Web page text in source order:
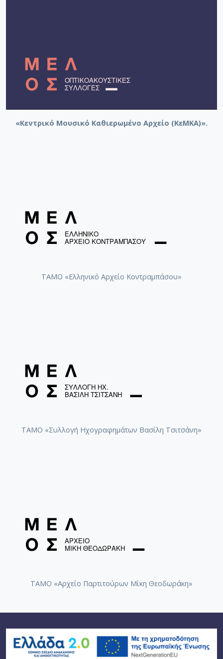
«Κεντρικό Μουσικό Καθιερωμένο Αρχείο (ΚεΜΚΑ)».
ΤΑΜΟ «Ελληνικό Αρχείο Κοντραμπάσου»
ΤΑΜΟ «Συλλογή Ηχογραφημάτων Βασίλη Τσιτσάνη»
ΤΑΜΟ «Αρχείο Παρτιτούρων Μίκη Θεοδωράκη»